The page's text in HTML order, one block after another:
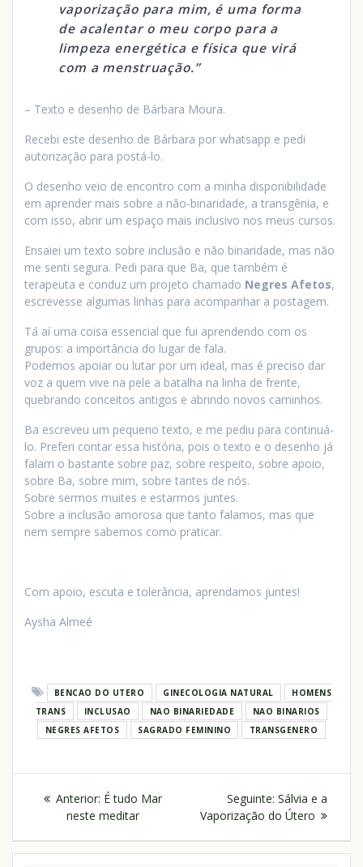
vaporização para mim, é uma forma
de acalentar o meu corpo para a
limpeza energética e física que virá
com a menstruação.”
– Texto e desenho de Bárbara Moura.
Recebi este desenho de Bárbara por whatsapp e pedi
autorização para postá-lo.
O desenho veio de encontro com a minha disponibilidade
em aprender mais sobre a não-binaridade, a transgênia, e
com isso, abrir um espaço mais inclusivo nos meus cursos.
Ensaiei um texto sobre inclusão e não binaridade, mas não
me senti segura. Pedi para que Ba, que também é
terapeuta e conduz um projeto chamado Negres Afetos,
escrevesse algumas linhas para acompanhar a postagem.
Tá aí uma coisa essencial que fui aprendendo com os
grupos: a importância do lugar de fala.
Podemos apoiar ou lutar por um ideal, mas é preciso dar
voz a quem vive na pele a batalha na linha de frente,
quebrando conceitos antigos e abrindo novos caminhos.
Ba escreveu um pequeno texto, e me pediu para continuá-
lo. Preferi contar essa história, pois o texto e o desenho já
falam o bastante sobre paz, sobre respeito, sobre apoio,
sobre Ba, sobre mim, sobre tantes de nós.
Sobre sermos muites e estarmos juntes.
Sobre a inclusão amorosa que tanto falamos, mas que
nem sempre sabemos como praticar.
Com apoio, escuta e tolerância, aprendamos juntes!
Aysha Almeé
BENCAO DO UTERO GINECOLOGIA NATURAL
HOMENS
TRANS
INCLUSAO NAO BINARIEDADE
NAO BINARIOS
NEGRES AFETOS
SAGRADO FEMININO TRANSGENERO
Anterior: É tudo Mar
neste meditar
Seguinte: Sálvia e a
Vaporização do Útero